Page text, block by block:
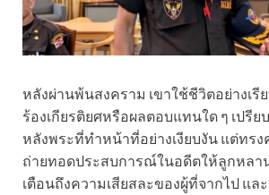
หลังผ่านพ้นสงคราม เขาใช้ชีวิตอย่างเรีย
ร้องเกียรติยศหรือผลตอบแทนใด ๆ เปรีย
หลังพระที่ทำหน้าที่อย่างเงียบงัน แต่ทร
ถ่ายทอดประสบการณ์ในอดีตให้ลูกหลา
เตือนถึงความเสียสละของผู้ที่จากไป แล